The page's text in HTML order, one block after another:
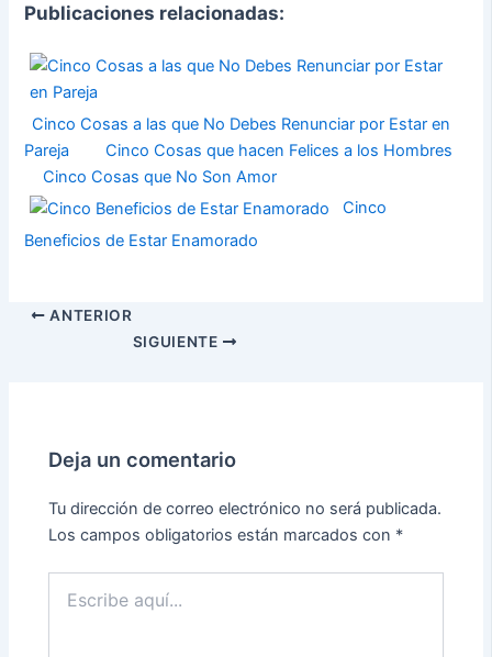
Publicaciones relacionadas:
Cinco Cosas a las que No Debes Renunciar por Estar en
Pareja
Cinco Cosas que hacen Felices a los Hombres
Cinco Cosas que No Son Amor
Cinco
Beneficios de Estar Enamorado
ANTERIOR
SIGUIENTE
Deja un comentario
Tu dirección de correo electrónico no será publicada.
Los campos obligatorios están marcados con *
aquí...